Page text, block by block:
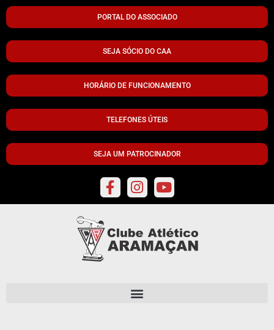
PORTAL DO ASSOCIADO
SEJA SÓCIO DO CAA
HORÁRIO DE FUNCIONAMENTO
TELEFONES ÚTEIS
SEJA UM PATROCINADOR